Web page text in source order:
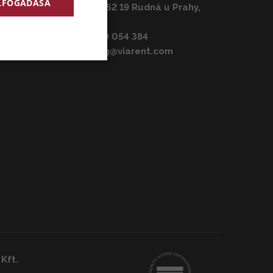
K Vypichu 1086, 252 19 Rudná u Prahy,
+420 739 054 384
marketing@viarent.com
Kft.